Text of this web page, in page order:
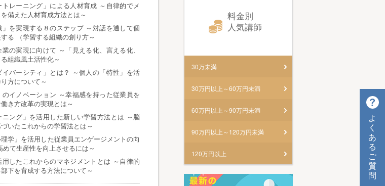
トレーニング」による人材育成 ～自律的でメ
備えた人材育成方法とは～
」を実現する８のステップ ～対話を通して個
る （学習する組織の創り方～
業の実現に向けて ～「見える化、言える化、
組織風土活性化～
イバーシティ」とは？ ～個人の「特性」を活
方について～
のイノベーション ～幸福感を持った従業員を
き方改革の実現とは～
ニング」を活用した新しい学習方法とは ～脳
いたこれからの学習法とは～
理学」を活用した従業員エンゲージメントの向
て生産性を向上させるには～
用したこれからのマネジメントとは ～自律的
下を育成する方法について～
料金別
人気講師
30万未満
30万円以上～60万円未満
60万円以上～90万円未満
90万円以上～120万円未満
120万円以上
よ
く
あ
る
ご
質
問